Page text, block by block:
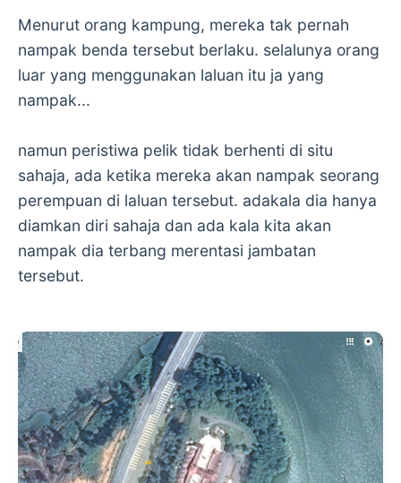
Menurut orang kampung, mereka tak pernah
nampak benda tersebut berlaku. selalunya orang
luar yang menggunakan laluan itu ja yang
nampak...
namun peristiwa pelik tidak berhenti di situ
sahaja, ada ketika mereka akan nampak seorang
perempuan di laluan tersebut. adakala dia hanya
diamkan diri sahaja dan ada kala kita akan
nampak dia terbang merentasi jambatan
tersebut.